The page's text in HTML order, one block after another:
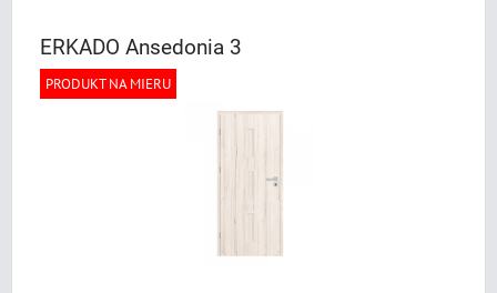
ERKADO Ansedonia 3
PRODUKT NA MIERU